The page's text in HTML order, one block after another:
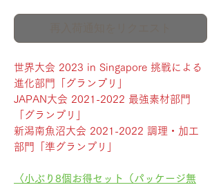
世界大会 2023 in Singapore 挑戦による
進化部門「グランプリ」
JAPAN大会 2021-2022 最強素材部門
「グランプリ」
新潟南魚沼大会 2021-2022 調理・加工
部門「準グランプリ」
〈小ぶり8個お得セット（パッケージ無